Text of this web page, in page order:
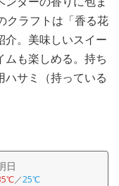
クラフトは「香る花
介。美味しいスイー
ムも楽しめる。持ち
サミ（持っている
日
／25℃